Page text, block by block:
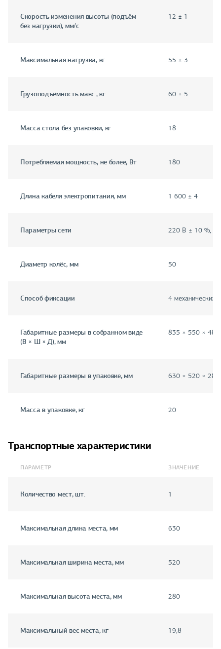
Скорость изменения высоты (подъём
без нагрузки), мм/с
12 ± 1
Максимальная нагрузка, кг 55 ± 3
Грузоподъёмность макс., кг 60 ± 5
Масса стола без упаковки, кг 18
Потребляемая мощность, не более, Вт 180
Длина кабеля электропитания, мм 1 600 ± 4
Параметры сети 220 В ± 10 %,
Диаметр колёс, мм 50
Способ фиксации 4 механических
Габаритные размеры в собранном виде
(В × Ш × Д), мм
835 × 550 × 480
Габаритные размеры в упаковке, мм 630 × 520 × 280
Масса в упаковке, кг 20
Транспортные характеристики
ПАРАМЕТР ЗНАЧЕНИЕ
Количество мест, шт. 1
Максимальная длина места, мм 630
Максимальная ширина места, мм 520
Максимальная высота места, мм 280
Максимальный вес места, кг 19,8